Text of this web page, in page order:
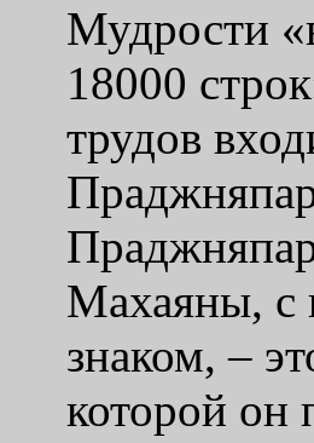
Мудрости
18000
трудов
Махаяны, с
знаком, –
которой он